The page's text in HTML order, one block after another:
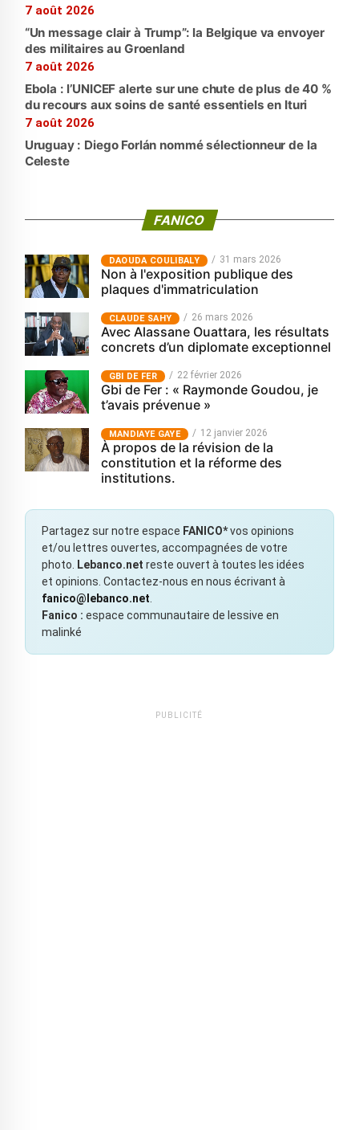
7 août 2026
“Un message clair à Trump”: la Belgique va envoyer
des militaires au Groenland
7 août 2026
Ebola : l’UNICEF alerte sur une chute de plus de 40 %
du recours aux soins de santé essentiels en Ituri
7 août 2026
Uruguay : Diego Forlán nommé sélectionneur de la
Celeste
FANICO
‎DAOUDA COULIBALY 31 mars 2026
Non à l'exposition publique des
plaques d'immatriculation
CLAUDE SAHY 26 mars 2026
Avec Alassane Ouattara, les résultats
concrets d’un diplomate exceptionnel
GBI DE FER 22 février 2026
Gbi de Fer : « Raymonde Goudou, je
t’avais prévenue »
MANDIAYE GAYE 12 janvier 2026
À propos de la révision de la
constitution et la réforme des
institutions.
Partagez sur notre espace FANICO*vos opinions
et/ou lettres ouvertes, accompagnées de votre
photo.
Lebanco.net reste ouvert à toutes les idées
et opinions. Contactez-nous en nous écrivant à
fanico@lebanco.net
Fanico : espace communautaire de lessive en
malinké
PUBLICITÉ